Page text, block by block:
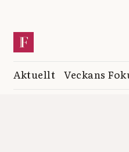
Aktuellt Veckans